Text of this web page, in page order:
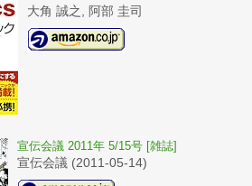
大角 誠之, 阿部 圭司
宣伝会議 2011年 5/15号 [雑誌]
宣伝会議 (2011-05-14)